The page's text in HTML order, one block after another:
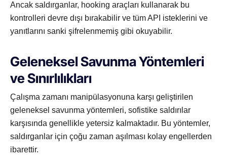
Ancak saldırganlar, hooking araçları kullanarak bu
kontrolleri devre dışı bırakabilir ve tüm API isteklerini ve
yanıtlarını sanki şifrelenmemiş gibi okuyabilir.
Geleneksel Savunma Yöntemleri
ve Sınırlılıkları
Çalışma zamanı manipülasyonuna karşı geliştirilen
geleneksel savunma yöntemleri, sofistike saldırılar
karşısında genellikle yetersiz kalmaktadır. Bu yöntemler,
saldırganlar için çoğu zaman aşılması kolay engellerden
ibarettir.